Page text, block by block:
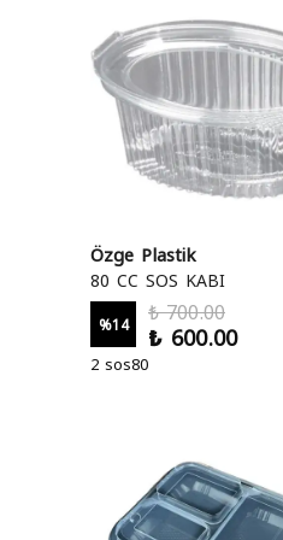
Özge Plastik
80 CC SOS KABI
%14
₺ 700.00
₺ 600.00
2 sos80